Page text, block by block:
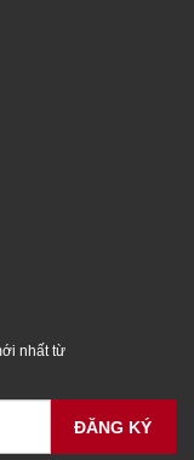
nhất từ
ĐĂNG KÝ